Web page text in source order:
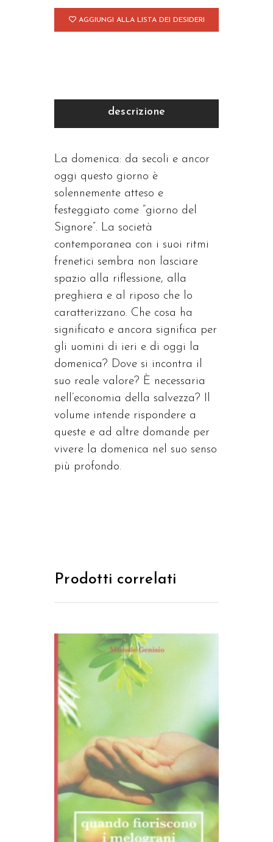
AGGIUNGI ALLA LISTA DEI DESIDERI
descrizione
La domenica: da secoli e ancor
oggi questo giorno è
solennemente atteso e
festeggiato come “giorno del
Signore”. La società
contemporanea con i suoi ritmi
frenetici sembra non lasciare
spazio alla riflessione, alla
preghiera e al riposo che lo
caratterizzano. Che cosa ha
significato e ancora significa per
gli uomini di ieri e di oggi la
domenica? Dove si incontra il
suo reale valore? È necessaria
nell’economia della salvezza? Il
volume intende rispondere a
queste e ad altre domande per
vivere la domenica nel suo senso
più profondo.
Prodotti correlati
AGGIUNGI AL CARRELLO